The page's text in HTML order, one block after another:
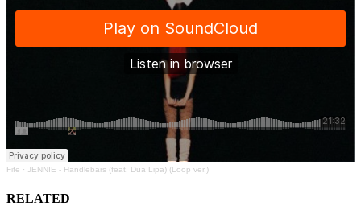
Fife · JENNIE - Handlebars (feat. Dua Lipa) (Loop ver.)
RELATED